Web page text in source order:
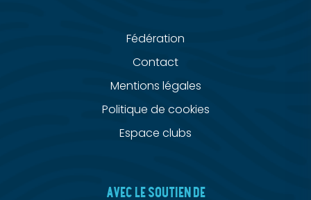
Fédération
Contact
Mentions légales
Politique de cookies
Espace clubs
AVEC LE SOUTIEN DE